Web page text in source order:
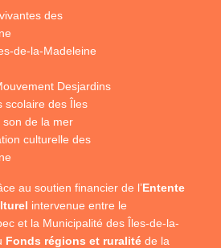
des
de-la-Madeleine
Desjardins
scolaire des Îles
de la mer
culturelle des
au soutien financier de l’Entente
intervenue entre le
et la Municipalité des Îles-de-la-
Fonds régions et ruralité de la